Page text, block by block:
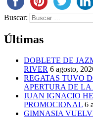
Buscar:
Últimas
DOBLETE DE
RIVER 6 agosto,
REGATAS TUVO
APERTURA DE
JUAN IGNACIO
PROMOCIONAL 6
GIMNASIA